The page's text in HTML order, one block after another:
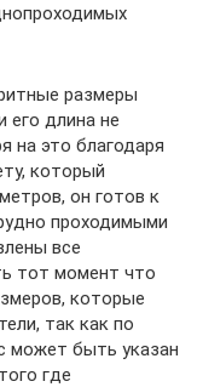
размеры
его длина не
на это благодаря
который
он готов к
проходимыми
все
тот момент что
которые
так как по
может быть указан
где